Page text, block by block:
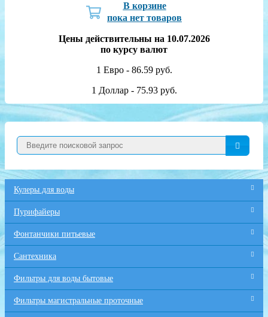
В корзине
пока нет товаров
Цены действительны на 10.07.2026
по курсу валют
1 Евро - 86.59 руб.
1 Доллар - 75.93 руб.
Кулеры для воды
Пурифайеры
Фонтанчики питьевые
Сантехника
Фильтры для воды бытовые
Фильтры магистральные проточные